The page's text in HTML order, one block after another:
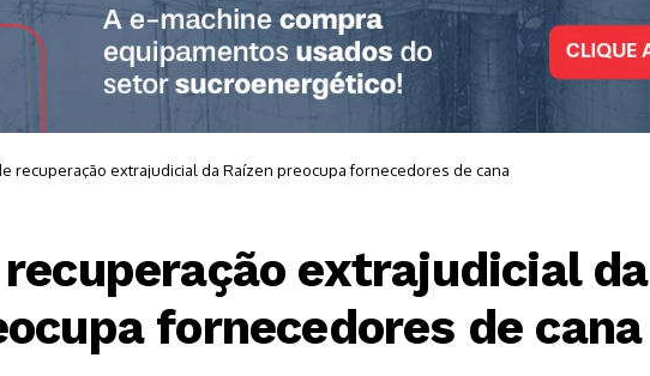
recuperação extrajudicial da Raízen preocupa fornecedores de cana
recuperação extrajudicial da
fornecedores de cana